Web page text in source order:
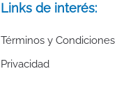
Links de interés:
Términos y Condiciones
Privacidad